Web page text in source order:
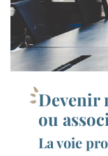
Devenir
ou
La voie